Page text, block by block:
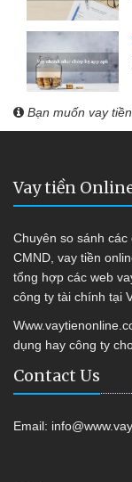
Bạn muốn vay
Vay tiền
Chuyên so sánh
CMND, vay tiền
tổng hợp các web
công ty tài chính tại
dụng hay công ty
Contact Us
Email: